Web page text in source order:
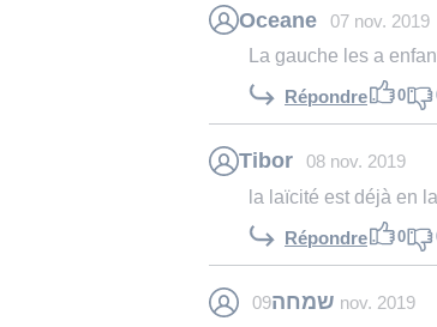
Oceane 07 nov. 2019
La gauche les a
Répondre 0
Tibor 08 nov. 2019
la laïcité est déjà en
Répondre 0
שמחה 09 nov. 2019